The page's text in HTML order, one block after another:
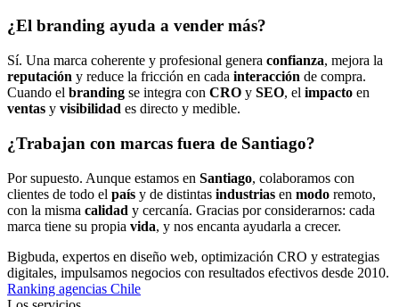
¿El branding ayuda a vender más?
Sí. Una marca coherente y profesional genera confianza, mejora la
reputación y reduce la fricción en cada interacción de compra.
Cuando el branding se integra con CRO y SEO, el impacto en
ventas y visibilidad es directo y medible.
¿Trabajan con marcas fuera de Santiago?
Por supuesto. Aunque estamos en Santiago, colaboramos con
clientes de todo el país y de distintas industrias en modo remoto,
con la misma calidad y cercanía. Gracias por considerarnos: cada
marca tiene su propia vida, y nos encanta ayudarla a crecer.
Bigbuda, expertos en diseño web, optimización CRO y estrategias
digitales, impulsamos negocios con resultados efectivos desde 2010.
Ranking agencias Chile